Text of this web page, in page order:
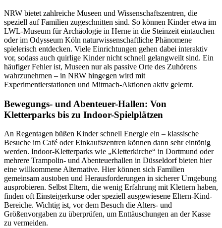
NRW bietet zahlreiche Museen und Wissenschaftszentren, die
speziell auf Familien zugeschnitten sind. So können Kinder etwa im
LWL-Museum für Archäologie in Herne in die Steinzeit eintauchen
oder im Odysseum Köln naturwissenschaftliche Phänomene
spielerisch entdecken. Viele Einrichtungen gehen dabei interaktiv
vor, sodass auch quirlige Kinder nicht schnell gelangweilt sind. Ein
häufiger Fehler ist, Museen nur als passive Orte des Zuhörens
wahrzunehmen – in NRW hingegen wird mit
Experimentierstationen und Mitmach-Aktionen aktiv gelernt.
Bewegungs- und Abenteuer-Hallen: Von
Kletterparks bis zu Indoor-Spielplätzen
An Regentagen büßen Kinder schnell Energie ein – klassische
Besuche im Café oder Einkaufszentren können dann sehr eintönig
werden. Indoor-Kletterparks wie „Kletterkirche“ in Dortmund oder
mehrere Trampolin- und Abenteuerhallen in Düsseldorf bieten hier
eine willkommene Alternative. Hier können sich Familien
gemeinsam austoben und Herausforderungen in sicherer Umgebung
ausprobieren. Selbst Eltern, die wenig Erfahrung mit Klettern haben,
finden oft Einsteigerkurse oder speziell ausgewiesene Eltern-Kind-
Bereiche. Wichtig ist, vor dem Besuch die Alters- und
Größenvorgaben zu überprüfen, um Enttäuschungen an der Kasse
zu vermeiden.